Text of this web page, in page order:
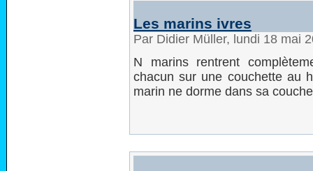
Les marins ivres
Par Didier Müller, lundi 18 mai
N marins rentrent
chacun sur une couchette au
marin ne dorme dans sa